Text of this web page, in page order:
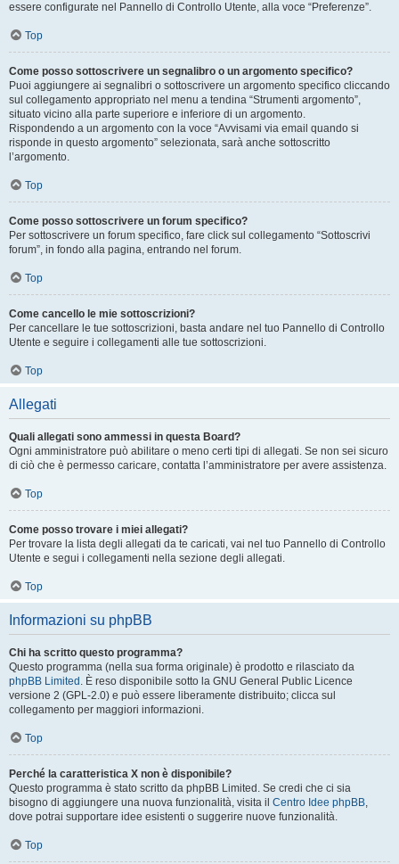
essere configurate nel Pannello di Controllo Utente, alla voce “Preferenze”.
Top
Come posso sottoscrivere un segnalibro o un argomento specifico?
Puoi aggiungere ai segnalibri o sottoscrivere un argomento specifico cliccando
sul collegamento appropriato nel menu a tendina “Strumenti argomento”,
situato vicino alla parte superiore e inferiore di un argomento.
Rispondendo a un argomento con la voce “Avvisami via email quando si
risponde in questo argomento” selezionata, sarà anche sottoscritto
l’argomento.
Top
Come posso sottoscrivere un forum specifico?
Per sottoscrivere un forum specifico, fare click sul collegamento “Sottoscrivi
forum”, in fondo alla pagina, entrando nel forum.
Top
Come cancello le mie sottoscrizioni?
Per cancellare le tue sottoscrizioni, basta andare nel tuo Pannello di Controllo
Utente e seguire i collegamenti alle tue sottoscrizioni.
Top
Allegati
Quali allegati sono ammessi in questa Board?
Ogni amministratore può abilitare o meno certi tipi di allegati. Se non sei sicuro
di ciò che è permesso caricare, contatta l’amministratore per avere assistenza.
Top
Come posso trovare i miei allegati?
Per trovare la lista degli allegati da te caricati, vai nel tuo Pannello di Controllo
Utente e segui i collegamenti nella sezione degli allegati.
Top
Informazioni su phpBB
Chi ha scritto questo programma?
Questo programma (nella sua forma originale) è prodotto e rilasciato da
phpBB Limited . È reso disponibile sotto la GNU General Public Licence
versione 2 (GPL-2.0) e può essere liberamente distribuito; clicca sul
collegamento per maggiori informazioni.
Top
Perché la caratteristica X non è disponibile?
Questo programma è stato scritto da phpBB Limited. Se credi che ci sia
bisogno di aggiungere una nuova funzionalità, visita il Centro Idee phpBB,
dove potrai supportare idee esistenti o suggerire nuove funzionalità.
Top